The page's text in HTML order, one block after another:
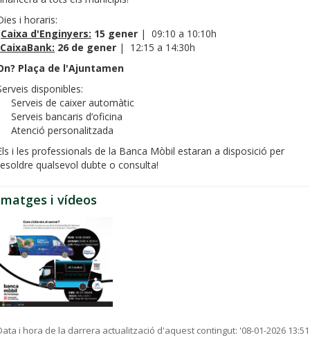
i horaris:
Caixa d'Enginyers: 15 gener | 09:10 a 10:10h
CaixaBank: 26 de gener | 12:15 a 14:30h
Plaça de l'Ajuntamen
disponibles:
Serveis de caixer automàtic
Serveis bancaris d’oficina
Atenció personalitzada
i les professionals de la Banca Mòbil estaran a disposició per
qualsevol dubte o consulta!
i vídeos
i hora de la darrera actualització d'aquest contingut: '08-01-2026 13:51